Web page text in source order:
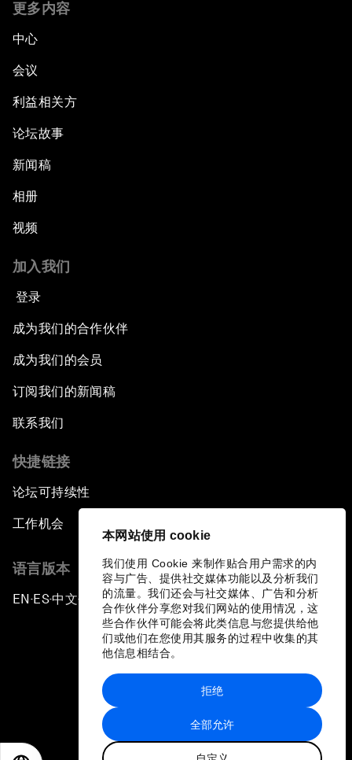
本网站使用 cookie
我们使用 Cookie 来制作贴合用户需求的内
容与广告、提供社交媒体功能以及分析我们
的流量。我们还会与社交媒体、广告和分析
合作伙伴分享您对我们网站的使用情况，这
些合作伙伴可能会将此类信息与您提供给他
们或他们在您使用其服务的过程中收集的其
他信息相结合。
全部允许
拒绝
更多内容
中心
会议
利益相关方
论坛故事
新闻稿
相册
视频
加入我们
登录
成为我们的合作伙伴
成为我们的会员
订阅我们的新闻稿
联系我们
快捷链接
论坛可持续性
工作机会
语言版本
EN ▪ES▪中文▪ 日本語
站点地图